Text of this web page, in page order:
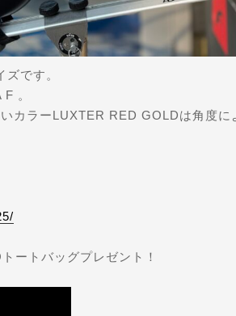
ズです。
。
カラーLUXTER RED GOLDは角度
ートバッグプレゼント！